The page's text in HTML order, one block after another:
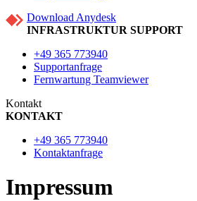
Download Anydesk
INFRASTRUKTUR SUPPORT
+49 365 773940
Supportanfrage
Fernwartung Teamviewer
Kontakt
KONTAKT
+49 365 773940
Kontaktanfrage
Impressum